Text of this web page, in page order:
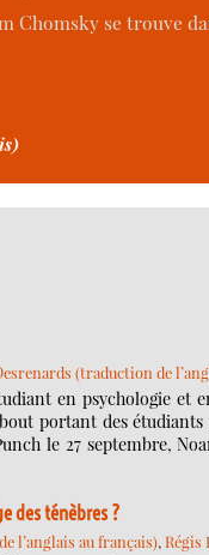
Chomsky se trouve
(traduction de
en psychologie et
portant des
le 27 septembre,
des ténèbres ?
l’anglais au français), Régis